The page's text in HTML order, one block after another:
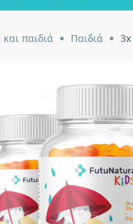
παιδιά Παιδιά 3x